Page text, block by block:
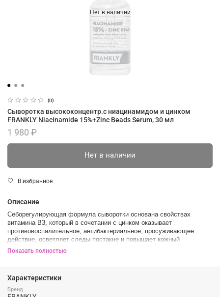
Нет в наличии
(0)
Сыворотка высококонцентр.с ниацинамидом и цинком
FRANKLY Niacinamide 15%+Zinc Beads Serum, 30 мл
1 980 ₽
Нет в наличии
В избранное
Описание
Себорегулирующая формула сыворотки основана свойствах
витамина В3, который в сочетании с цинком оказывает
противовоспалительное, антибактериальное, просуживающее
действие, осветляет следы постакне и повышает кожный
иммунитет.
сухости, стянутости и шелушений.
В составе:
Показать полностью
Характеристики
Бренд